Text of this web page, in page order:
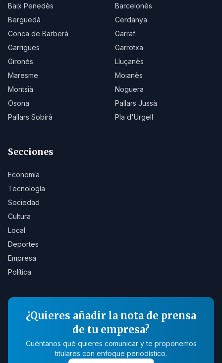
Baix Penedès
Barcelonès
Berguedà
Cerdanya
Conca de Barberà
Garraf
Garrigues
Garrotxa
Gironès
Lluçanès
Maresme
Moianès
Montsià
Noguera
Osona
Pallars Jussà
Pallars Sobirà
Pla d'Urgell
Secciones
Economía
Tecnología
Sociedad
Cultura
Local
Deportes
Empresa
Política
¿Quieres añadir la nota de prensa
de tu empresa?
Cuéntanos qué quieres comunicar y te proponemos
titulares con enfoque periodístico.